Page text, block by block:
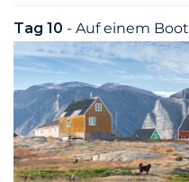
Tag 10 - Auf einem Boot